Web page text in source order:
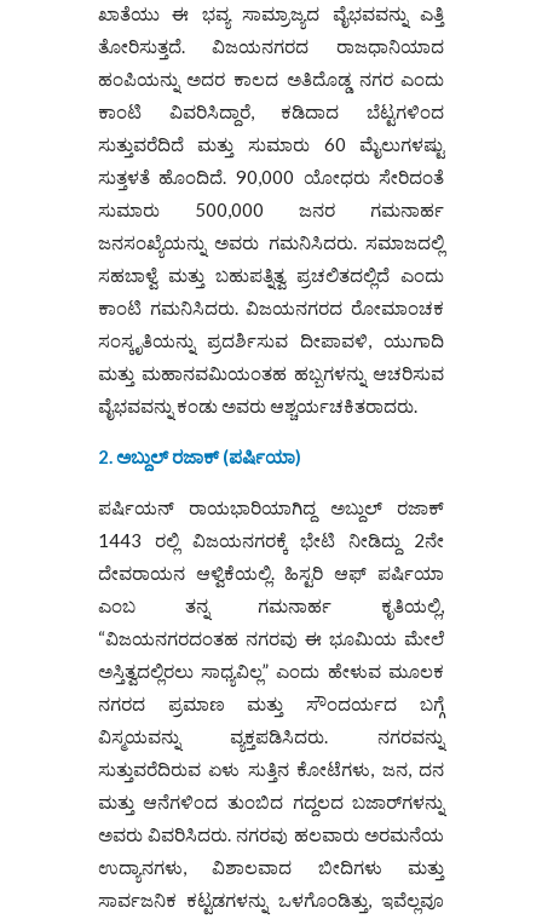
ಖಾತೆಯು ಈ ಭವ್ಯ ಸಾಮ್ರಾಜ್ಯದ ವೈಭವವನ್ನು ಎತ್ತಿ
ತೋರಿಸುತ್ತದೆ. ವಿಜಯನಗರದ ರಾಜಧಾನಿಯಾದ
ಹಂಪಿಯನ್ನು ಅದರ ಕಾಲದ ಅತಿದೊಡ್ಡ ನಗರ ಎಂದು
ಕಾಂಟಿ ವಿವರಿಸಿದ್ದಾರೆ, ಕಡಿದಾದ ಬೆಟ್ಟಗಳಿಂದ
ಸುತ್ತುವರೆದಿದೆ ಮತ್ತು ಸುಮಾರು 60 ಮೈಲುಗಳಷ್ಟು
ಸುತ್ತಳತೆ ಹೊಂದಿದೆ. 90,000 ಯೋಧರು ಸೇರಿದಂತೆ
ಸುಮಾರು 500,000 ಜನರ ಗಮನಾರ್ಹ
ಜನಸಂಖ್ಯೆಯನ್ನು ಅವರು ಗಮನಿಸಿದರು. ಸಮಾಜದಲ್ಲಿ
ಸಹಬಾಳ್ವೆ ಮತ್ತು ಬಹುಪತ್ನಿತ್ವ ಪ್ರಚಲಿತದಲ್ಲಿದೆ ಎಂದು
ಕಾಂಟಿ ಗಮನಿಸಿದರು. ವಿಜಯನಗರದ ರೋಮಾಂಚಕ
ಸಂಸ್ಕೃತಿಯನ್ನು ಪ್ರದರ್ಶಿಸುವ ದೀಪಾವಳಿ, ಯುಗಾದಿ
ಮತ್ತು ಮಹಾನವಮಿಯಂತಹ ಹಬ್ಬಗಳನ್ನು ಆಚರಿಸುವ
ವೈಭವವನ್ನು ಕಂಡು ಅವರು ಆಶ್ಚರ್ಯಚಕಿತರಾದರು.
2. ಅಬ್ದುಲ್ ರಜಾಕ್ (ಪರ್ಷಿಯಾ)
ಪರ್ಷಿಯನ್ ರಾಯಭಾರಿಯಾಗಿದ್ದ ಅಬ್ದುಲ್ ರಜಾಕ್
1443 ರಲ್ಲಿ ವಿಜಯನಗರಕ್ಕೆ ಭೇಟಿ ನೀಡಿದ್ದು 2ನೇ
ದೇವರಾಯನ ಆಳ್ವಿಕೆಯಲ್ಲಿ. ಹಿಸ್ಟರಿ ಆಫ್ ಪರ್ಷಿಯಾ
ಎಂಬ ತನ್ನ ಗಮನಾರ್ಹ ಕೃತಿಯಲ್ಲಿ,
“ವಿಜಯನಗರದಂತಹ ನಗರವು ಈ ಭೂಮಿಯ ಮೇಲೆ
ಅಸ್ತಿತ್ವದಲ್ಲಿರಲು ಸಾಧ್ಯವಿಲ್ಲ” ಎಂದು ಹೇಳುವ ಮೂಲಕ
ನಗರದ ಪ್ರಮಾಣ ಮತ್ತು ಸೌಂದರ್ಯದ ಬಗ್ಗೆ
ವಿಸ್ಮಯವನ್ನು ವ್ಯಕ್ತಪಡಿಸಿದರು. ನಗರವನ್ನು
ಸುತ್ತುವರೆದಿರುವ ಏಳು ಸುತ್ತಿನ ಕೋಟೆಗಳು, ಜನ, ದನ
ಮತ್ತು ಆನೆಗಳಿಂದ ತುಂಬಿದ ಗದ್ದಲದ ಬಜಾರ್‌ಗಳನ್ನು
ಅವರು ವಿವರಿಸಿದರು. ನಗರವು ಹಲವಾರು ಅರಮನೆಯ
ಉದ್ಯಾನಗಳು, ವಿಶಾಲವಾದ ಬೀದಿಗಳು ಮತ್ತು
ಸಾರ್ವಜನಿಕ ಕಟ್ಟಡಗಳನ್ನು ಒಳಗೊಂಡಿತ್ತು, ಇವೆಲ್ಲವೂ